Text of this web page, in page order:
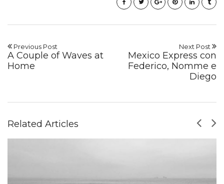
Previous Post
A Couple of Waves at
Home
Next Post
Mexico Express con
Federico, Nomme e
Diego
Related Articles